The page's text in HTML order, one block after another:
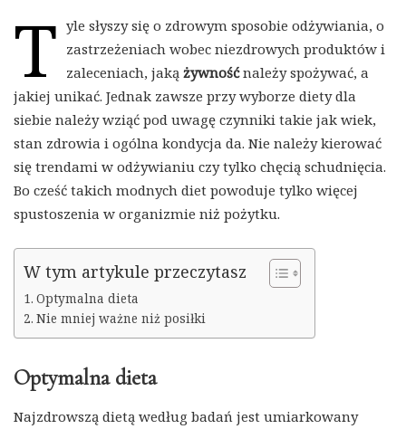
T yle słyszy się o zdrowym sposobie odżywiania, o
zastrzeżeniach wobec niezdrowych produktów i
zaleceniach, jaką żywnośćnależy spożywać, a
jakiej unikać. Jednak zawsze przy wyborze diety dla
siebie należy wziąć pod uwagę czynniki takie jak wiek,
stan zdrowia i ogólna kondycja da. Nie należy kierować
się trendami w odżywianiu czy tylko chęcią schudnięcia.
Bo cześć takich modnych diet powoduje tylko więcej
spustoszenia w organizmie niż pożytku.
W tym artykule przeczytasz
Optymalna dieta
Nie mniej ważne niż posiłki
Optymalna dieta
Najzdrowszą dietą według badań jest umiarkowany